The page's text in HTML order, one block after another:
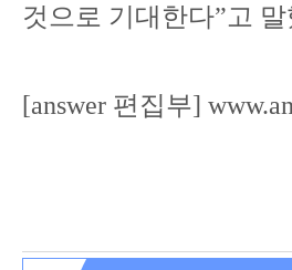
것으로 기대한다”고
[answer 편집부]